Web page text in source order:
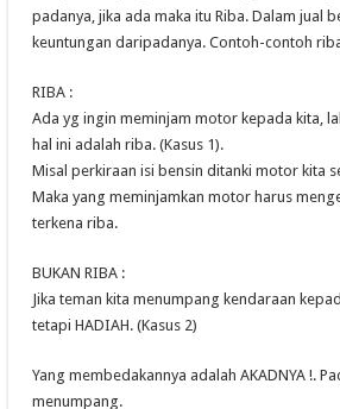
padanya, jika ada maka itu Riba. Dalam jual
keuntungan daripadanya. Contoh-contoh
RIBA :
Ada yg ingin meminjam motor kepada kita,
hal ini adalah riba. (Kasus 1).
Misal perkiraan isi bensin ditanki motor kita
Maka yang meminjamkan motor harus
terkena riba.
BUKAN RIBA :
Jika teman kita menumpang kendaraan
tetapi HADIAH. (Kasus 2)
Yang membedakannya adalah AKADNYA !.
menumpang.